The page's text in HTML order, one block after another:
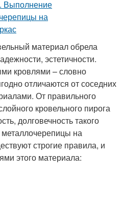
материал обрела
эстетичности.
кровлями – словно
отличаются от соседних
От правильного
кровельного пирога
долговечность такого
на
строгие правила, и
этого материала: